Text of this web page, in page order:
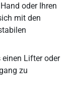
oder Ihren
mit den
Lifter oder
zu